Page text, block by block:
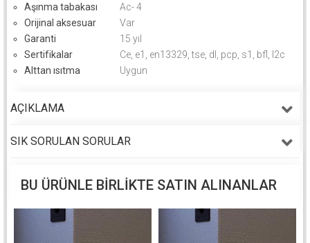
Aşınma tabakası
Ac- 4
Orijinal aksesuar
Var
Garanti
15 yıl
Sertifikalar
Ce, e1, en13329, tse, dl, pcp, s1, bfl, l2c
Alttan ısıtma
Uygun
AÇIKLAMA
SIK SORULAN SORULAR
BU ÜRÜNLE BIRLIKTE SATIN ALINANLAR